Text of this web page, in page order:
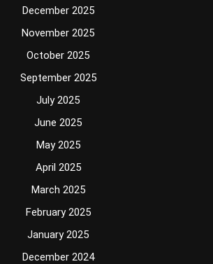
December 2025
November 2025
October 2025
September 2025
July 2025
June 2025
May 2025
April 2025
March 2025
February 2025
January 2025
December 2024